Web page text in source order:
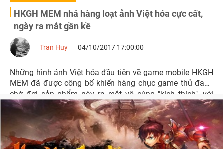
HKGH MEM nhá hàng loạt ảnh Việt hóa cực cất,
ngày ra mắt gần kề
Tran Huy 04/10/2017 17:00:00
Những hình ảnh Việt hóa đầu tiên về game mobile HKGH
MEM đã được công bố khiến hàng chục game thủ đang
chờ đợi sản phẩm này ra mắt vô cùng "kích thích", với
động thái này có lẽ ngày sản phẩm này tới tay game thủ
Việt đã rất gần kề.